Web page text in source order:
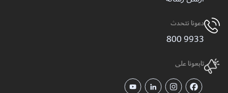
دعونا نتحدث
9933 800
تابعونا على